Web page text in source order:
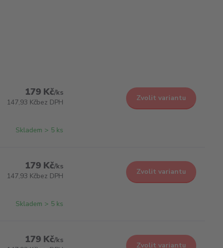
179 Kč/ks
147,93 Kčbez DPH
Skladem > 5 ks
Zvolit variantu
179 Kč/ks
147,93 Kčbez DPH
Skladem > 5 ks
Zvolit variantu
179 Kč/ks
Zvolit variantu